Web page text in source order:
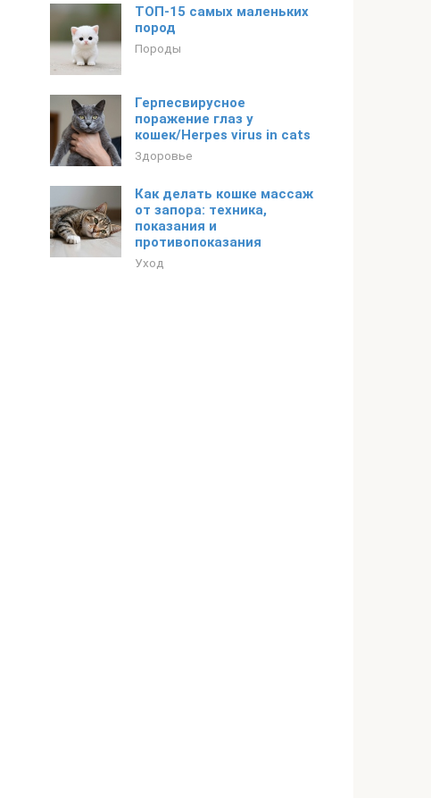
ТОП-15 самых маленьких
пород
Породы
Герпесвирусное
поражение глаз у
кошек/Herpes virus in cats
Здоровье
Как делать кошке массаж
от запора: техника,
показания и
противопоказания
Уход